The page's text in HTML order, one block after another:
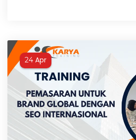
24 Apr